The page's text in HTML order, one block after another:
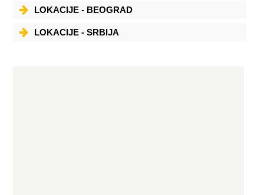
LOKACIJE - BEOGRAD
LOKACIJE - SRBIJA